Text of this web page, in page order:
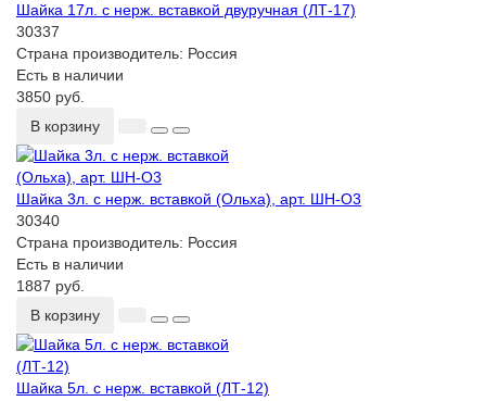
Шайка 17л. с нерж. вставкой двуручная (ЛТ-17)
30337
Страна производитель: Россия
Есть в наличии
3850 руб.
В корзину
Шайка 3л. с нерж. вставкой (Ольха), арт. ШН-О3
30340
Страна производитель: Россия
Есть в наличии
1887 руб.
В корзину
Шайка 5л. с нерж. вставкой (ЛТ-12)